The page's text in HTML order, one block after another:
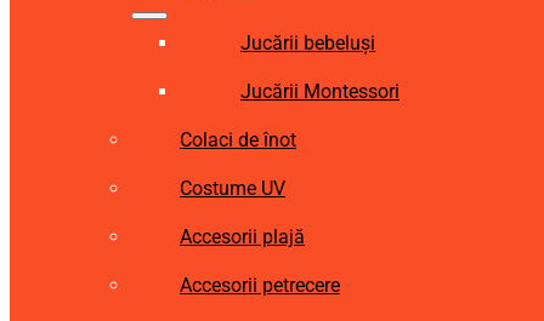
Jucării bebeluși
Jucării Montessori
Colaci de înot
Costume UV
Accesorii plajă
Accesorii petrecere